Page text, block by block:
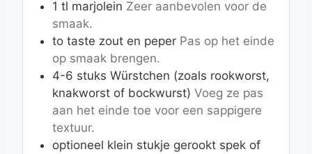
1 tl marjolein Zeer aanbevolen voor de
smaak.
to taste zout en peper Pas op het einde
op smaak brengen.
4-6 stuks Würstchen (zoals rookworst,
knakworst of bockwurst) Voeg ze pas
aan het einde toe voor een sappigere
textuur.
optioneel klein stukje gerookt spek of